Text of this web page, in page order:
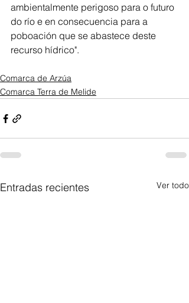
ambientalmente perigoso para o futuro
do río e en consecuencia para a
poboación que se abastece deste
recurso hídrico".
Comarca de Arzúa
Comarca Terra de Melide
Entradas recientes Ver todo